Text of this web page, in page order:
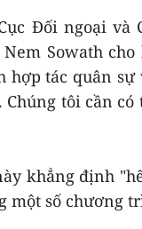
Đối ngoại và
Sowath
hợp tác quân
Chúng tôi cần
khẳng định
một số chương